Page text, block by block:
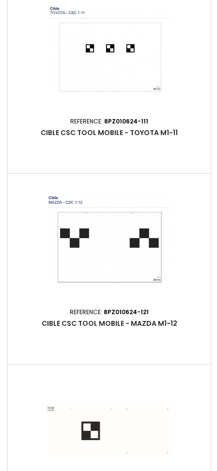
REFERENCE: 8PZ010624-111
CIBLE CSC TOOL MOBILE - TOYOTA M1-11
REFERENCE: 8PZ010624-121
CIBLE CSC TOOL MOBILE - MAZDA M1-12